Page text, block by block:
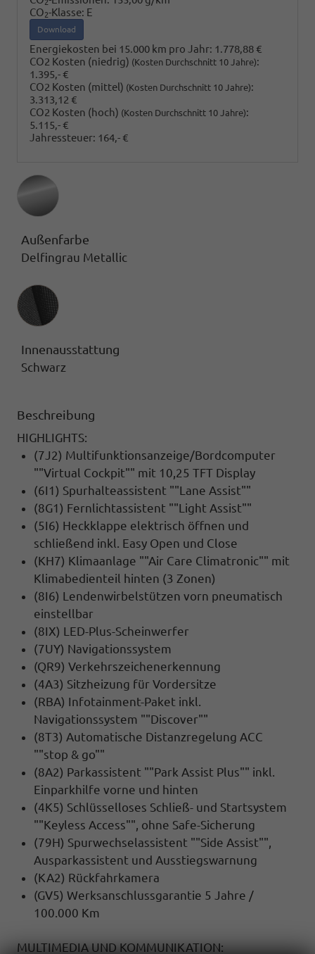
2
CO2-Klasse: E
Download
Energiekosten bei 15.000 km pro Jahr: 1.778,88 €
CO2 Kosten (niedrig) (Kosten Durchschnitt 10 Jahre):
1.395,- €
CO2 Kosten (mittel) (Kosten Durchschnitt 10 Jahre):
3.313,12 €
CO2 Kosten (hoch) (Kosten Durchschnitt 10 Jahre):
5.115,- €
Jahressteuer: 164,- €
Außenfarbe
Delfingrau Metallic
Innenausstattung
Innenausstattung
Schwarz
Beschreibung
HIGHLIGHTS:
(7J2) Multifunktionsanzeige/Bordcomputer
""Virtual Cockpit"" mit 10,25 TFT Display
(6I1) Spurhalteassistent ""Lane Assist""
(8G1) Fernlichtassistent ""Light Assist""
(5I6) Heckklappe elektrisch öffnen und
schließend inkl. Easy Open und Close
(KH7) Klimaanlage ""Air Care Climatronic"" mit
Klimabedienteil hinten (3 Zonen)
(8I6) Lendenwirbelstützen vorn pneumatisch
einstellbar
(8IX) LED-Plus-Scheinwerfer
(7UY) Navigationssystem
(QR9) Verkehrszeichenerkennung
(4A3) Sitzheizung für Vordersitze
(RBA) Infotainment-Paket inkl.
Navigationssystem ""Discover""
(8T3) Automatische Distanzregelung ACC
""stop & go""
(8A2) Parkassistent ""Park Assist Plus"" inkl.
Einparkhilfe vorne und hinten
(4K5) Schlüsselloses Schließ- und Startsystem
""Keyless Access"", ohne Safe-Sicherung
(79H) Spurwechselassistent ""Side Assist"",
Ausparkassistent und Ausstiegswarnung
(KA2) Rückfahrkamera
(GV5) Werksanschlussgarantie 5 Jahre /
100.000 Km
MULTIMEDIA UND KOMMUNIKATION: